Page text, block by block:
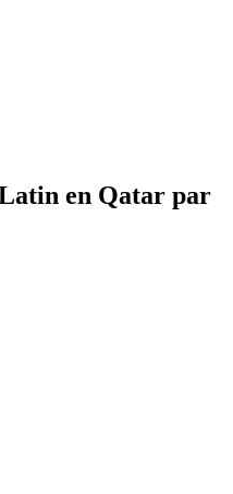
en Qatar par